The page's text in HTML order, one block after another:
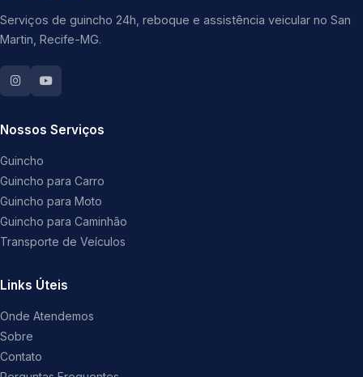
Serviços de guincho 24h, reboque e assistência veicular no San
Martin, Recife-MG.
Nossos Serviços
Guincho
Guincho para Carro
Guincho para Moto
Guincho para Caminhão
Transporte de Veículos
Links Úteis
Onde Atendemos
Sobre
Contato